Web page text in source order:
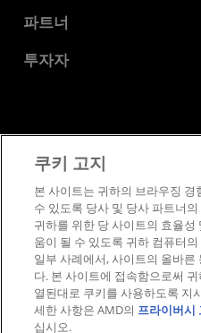
채용
문의하기
미디어 라이브러리
개발자 센트럴
사례 연구
파트너
AMD 파트너 허브
투자자
이사위원회
거버넌스 문서
SEC 신고서
공급
공정 및
영국
쿠키
쿠
쿠키 고지
본 사이트는 귀하의 브라우징
수 있도록 당사 및 당사 파트너
귀하를 위한 당 사이트의 효율성
움이 될 수 있도록 귀하 컴퓨터
일부 사례에서, 사이트의 올바
다. 본 사이트에 접속함으로써
열된대로 쿠키를 사용하도록 지
세한 사항은 AMD의 프라이버시
십시오.